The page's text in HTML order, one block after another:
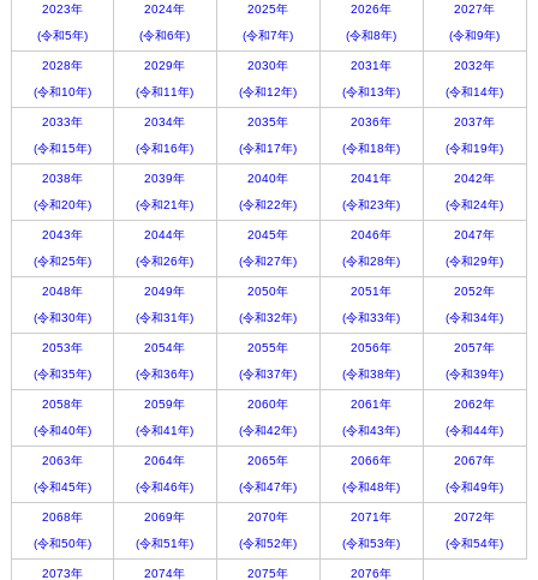
2023年
(令和5年)
2024年
(令和6年)
2025年
(令和7年)
2026年
(令和8年)
2027年
(令和9年)
2028年
(令和10年)
2029年
(令和11年)
2030年
(令和12年)
2031年
(令和13年)
2032年
(令和14年)
2033年
(令和15年)
2034年
(令和16年)
2035年
(令和17年)
2036年
(令和18年)
2037年
(令和19年)
2038年
(令和20年)
2039年
(令和21年)
2040年
(令和22年)
2041年
(令和23年)
2042年
(令和24年)
2043年
(令和25年)
2044年
(令和26年)
2045年
(令和27年)
2046年
(令和28年)
2047年
(令和29年)
2048年
(令和30年)
2049年
(令和31年)
2050年
(令和32年)
2051年
(令和33年)
2052年
(令和34年)
2053年
(令和35年)
2054年
(令和36年)
2055年
(令和37年)
2056年
(令和38年)
2057年
(令和39年)
2058年
(令和40年)
2059年
(令和41年)
2060年
(令和42年)
2061年
(令和43年)
2062年
(令和44年)
2063年
(令和45年)
2064年
(令和46年)
2065年
(令和47年)
2066年
(令和48年)
2067年
(令和49年)
2068年
(令和50年)
2069年
(令和51年)
2070年
(令和52年)
2071年
(令和53年)
2072年
(令和54年)
2073年
2074年
2075年
2076年